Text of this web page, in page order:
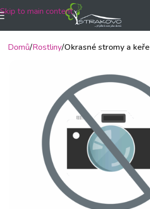
Skip to main content
Domů Rostliny Okrasné stromy a keře